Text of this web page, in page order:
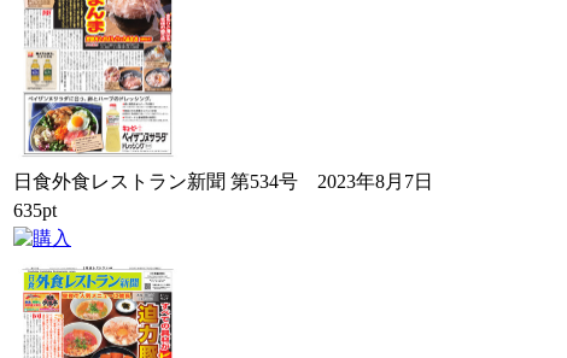
日食外食レストラン新聞 第534号 2023年8月7日
635pt